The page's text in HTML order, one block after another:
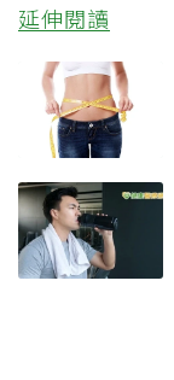
延伸閱讀